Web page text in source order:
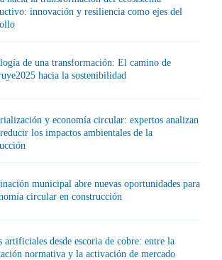
innovación y resiliencia como ejes del
de una transformación: El camino de
hacia la sostenibilidad
y economía circular: expertos analizan
los impactos ambientales de la
municipal abre nuevas oportunidades para
circular en construcción
artificiales desde escoria de cobre: entre la
normativa y la activación de mercado